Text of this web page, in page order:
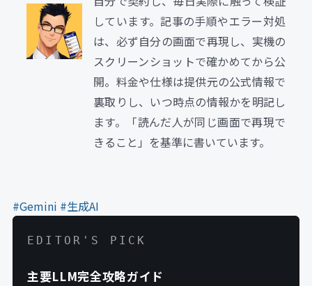
しています。記事の手順やエラー対処
は、必ず自分の画面で再現し、実機の
スクリーンショットで確かめてから公
開。料金や仕様は提供元の公式情報で
裏取りし、いつ時点の情報かを明記し
ます。「読んだ人が同じ画面で再現で
きること」を基準に書いています。
#Gemini #生成AI
EDITOR'S PICK
主要LLM完全攻略ガイド